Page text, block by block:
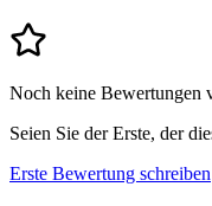
Noch keine Bewertungen
Seien Sie der Erste, der
Erste Bewertung schreiben